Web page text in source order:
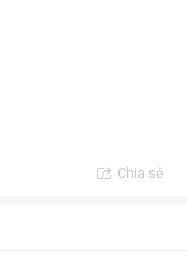
Chia sẻ